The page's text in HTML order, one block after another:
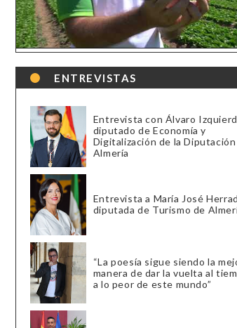
ENTREVISTAS
Entrevista con Álvaro
diputado de Economía y
Digitalización de la
Almería
Entrevista a María José
diputada de Turismo de
“La poesía sigue siendo la
manera de dar la vuelta al
a lo peor de este mundo”